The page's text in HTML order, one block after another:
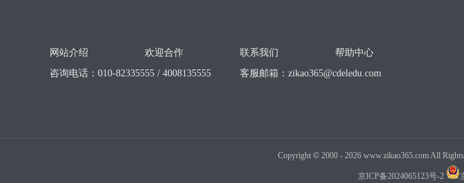
网站介绍 欢迎合作 联系我们
帮助中心
咨询电话：010-82335555 / 4008135555
客服邮箱： zikao365@cdeledu.com
Copyright ©2000 - 2026www.zikao365.com All
京ICP备2024065123号-2